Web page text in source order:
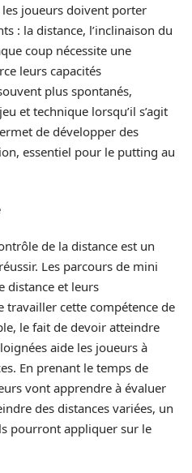
joueurs doivent porter
: la distance, l’inclinaison du
coup nécessite une
leurs capacités
plus spontanés,
et technique lorsqu’il s’agit
de développer des
essentiel pour le putting au
de la distance est un
Les parcours de mini
distance et leurs
cette compétence de
le fait de devoir atteindre
aide les joueurs à
En prenant le temps de
vont apprendre à évaluer
des distances variées, un
pourront appliquer sur le